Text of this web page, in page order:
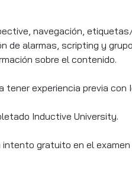
navegación,
de alarmas, scripting y
sobre el contenido.
tener experiencia previa
Inductive University.
gratuito en el